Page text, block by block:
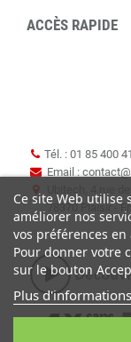
ACCÈS RAPIDE
Tél. : 01 85 400
Email : contact@
78370 Plaisir -
Ce site Web utilise
améliorer nos
vos préférences
Pour donner votre
sur le bouton
Plus d'informations